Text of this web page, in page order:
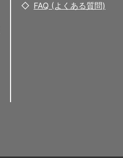
FAQ (よくある質問)